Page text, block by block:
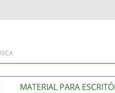
MATERIAL PARA